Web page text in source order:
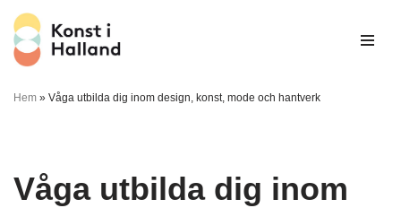
Hoppa
till
innehåll
Hem » Våga utbilda dig inom design, konst, mode och hantverk
Våga utbilda dig inom